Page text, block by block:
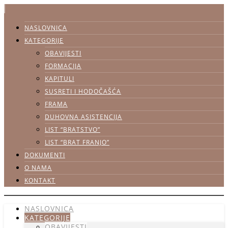
NASLOVNICA
KATEGORIJE
OBAVIJESTI
FORMACIJA
KAPITULI
SUSRETI I HODOČAŠĆA
FRAMA
DUHOVNA ASISTENCIJA
LIST “BRATSTVO”
LIST “BRAT FRANJO”
DOKUMENTI
O NAMA
KONTAKT
NASLOVNICA
KATEGORIJE